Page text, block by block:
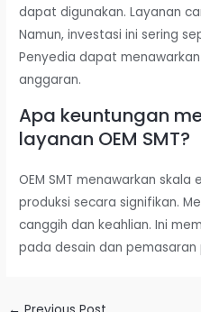
dapat digunakan. Layanan
Namun, investasi ini sering
Penyedia dapat
anggaran.
Apa keuntungan
layanan OEM SMT?
OEM SMT menawarkan
produksi secara signifikan.
canggih dan keahlian. Ini
pada desain dan pemasaran